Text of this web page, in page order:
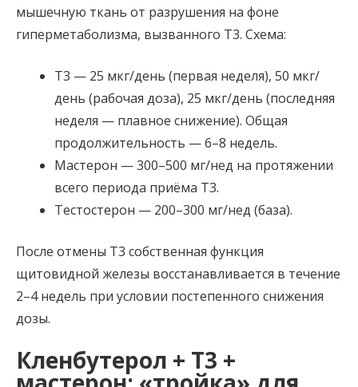
мышечную ткань от разрушения на фоне
гиперметаболизма, вызванного Т3. Схема:
Т3 — 25 мкг/день (первая неделя), 50 мкг/
день (рабочая доза), 25 мкг/день (последняя
неделя — плавное снижение). Общая
продолжительность — 6–8 недель.
Мастерон — 300–500 мг/нед на протяжении
всего периода приёма Т3.
Тестостерон — 200–300 мг/нед (база).
После отмены Т3 собственная функция
щитовидной железы восстанавливается в течение
2–4 недель при условии постепенного снижения
дозы.
Кленбутерол + Т3 +